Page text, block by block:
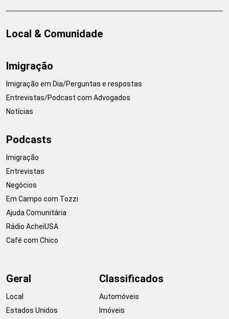
Local & Comunidade
Imigração
Imigração em Dia/Perguntas e respostas
Entrevistas/Podcast com Advogados
Notícias
Podcasts
Imigração
Entrevistas
Negócios
Em Campo com Tozzi
Ajuda Comunitária
Rádio AcheiUSA
Café com Chico
Geral
Local
Estados Unidos
Classificados
Automóveis
Imóveis